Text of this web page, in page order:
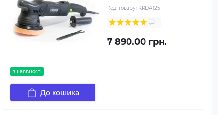
в наявності
Код товару: KRDA125
1
7 890.00 грн.
До кошика